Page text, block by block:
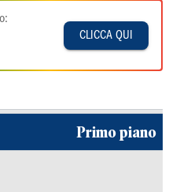
CLICCA QUI
Primo piano